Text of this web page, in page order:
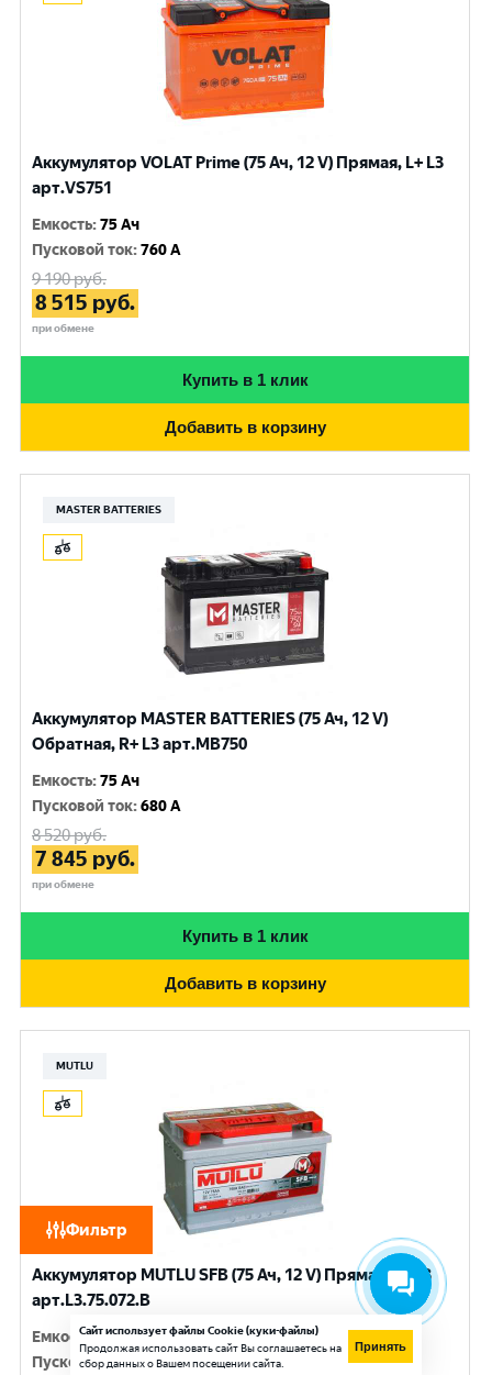
Фильтр
Аккумулятор VOLAT Prime (75 Ач, 12 V) Прямая, L+ L3
арт.VS751
Емкость:75 Ач
Пусковой ток:760 A
9 190руб.
8 515 руб.
при обмене
Купить в 1 клик
Добавить в корзину
MASTER BATTERIES
Аккумулятор MASTER BATTERIES (75 Ач, 12 V)
Обратная, R+ L3 арт.MB750
Емкость:75 Ач
Пусковой ток:680 A
8 520руб.
7 845 руб.
при обмене
Купить в 1 клик
Добавить в корзину
MUTLU
Аккумулятор MUTLU SFB (75 Ач, 12 V) Прямая, L+ L3
арт.L3.75.072.B
Емкость:75 Ач
Пусковой ток:720 A
Сайт использует файлы Cookie (куки-файлы)
Продолжая использовать сайт Вы соглашаетесь на
сбор данных о Вашем посещении сайта.
Принять